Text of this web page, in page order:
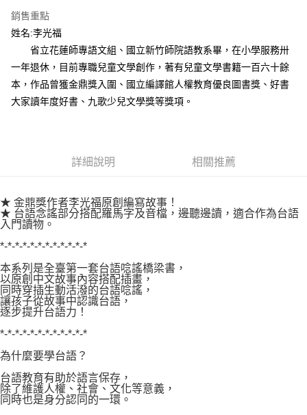
ATM／網路銀行／等多元方式進行付款，方視為交易完成。
※ 請注意：結帳手續完成當下不需立刻繳費，但若您需要取消訂單，請聯絡
購買商品的店家。未經商家同意取消之訂單仍視為有效，需透過AFTEE先享
後付繳納相關費用。
※ 交易是否成功請以「AFTEE先享後付 」之結帳頁面顯示為準，若有關於
是否繳費成功／繳費後需取消欲退款等相關疑問，請聯繫「AFTEE先享後付
權轉讓予恩沛科技股份有限公司。
２．關於個人資料處理事宜，請瀏覽以下網址：
「AFTEE先享後付」，若未經同意申辦者引起之損失，本公司不負相關責
任。
４．使用「AFTEE先享後付」時，將依據個別帳號之用戶狀況，依本公司即
時審查核予不同之上限額度；若仍有額度不足之情形，本公司將視審查結果
５．嚴禁一人註冊多個帳號或使用他人資訊註冊。若發現惡意使用之情形，
恩沛科技股份有限公司將有權停止該用戶之使用額度並採取法律行動。
每筆NT$80，滿NT$500(含以上)免運費
付款後萊爾富取貨
每筆NT$80，滿NT$500(含以上)免運費
付款後7-11取貨
宅配
每筆NT$100，滿NT$800(含以上)免運費
國家/地區配送
銷售重點
姓名:李光福
省立花蓮師專語文組、國立新竹師院語教系畢，在小學服務卅
一年退休，目前專職兒童文學創作，著有兒童文學書籍一百六十餘
本，作品曾獲金鼎獎入圍、國立編譯館人權教育優良圖書獎、好書
大家讀年度好書、九歌少兒文學獎等獎項。
詳細說明 相關推薦
★ 金鼎獎作者李光福原創編寫故事！
★ 台語念謠部分搭配羅馬字及音檔，邊聽邊讀，適合作為台語
入門讀物。
*-*-*-*-*-*-*-*-*-*-*-*
本系列是全臺第一套台語唸謠橋梁書，
以原創中文故事內容搭配插畫，
同時穿插生動活潑的台語唸謠，
讓孩子從故事中認識台語，
逐步提升台語力！
*-*-*-*-*-*-*-*-*-*-*-*
為什麼要學台語？
台語教育有助於語言保存，
除了維護人權、社會、文化等意義，
同時也是身分認同的一環。